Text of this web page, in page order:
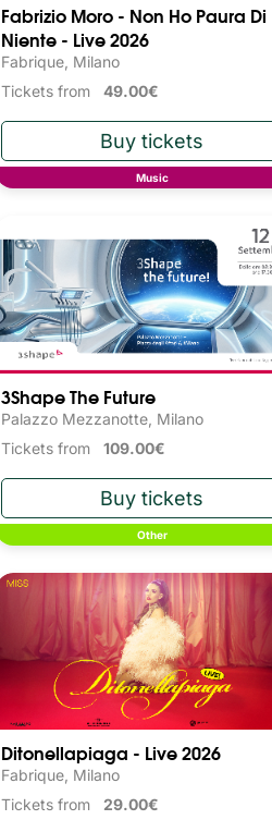
Fabrizio Moro - Non Ho Paura Di
Niente - Live 2026
Fabrique, Milano
Tickets from 49.00€
Music
3Shape The Future
Palazzo Mezzanotte, Milano
Tickets from 109.00€
Other
Ditonellapiaga - Live 2026
Fabrique, Milano
Tickets from 29.00€